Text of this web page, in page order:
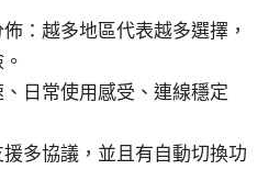
：越多地區代表越多選擇，
日常使用感受、連線穩定
多協議，並且有自動切換功